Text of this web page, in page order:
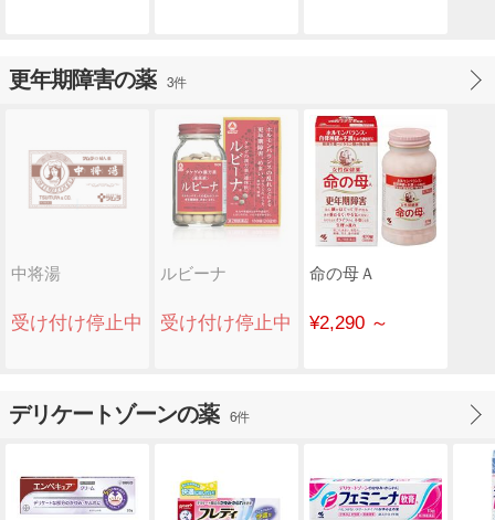
更年期障害の薬 3件
中将湯
受け付け停止中
ルビーナ
受け付け停止中
命の母Ａ
¥2,290 ～
デリケートゾーンの薬 6件